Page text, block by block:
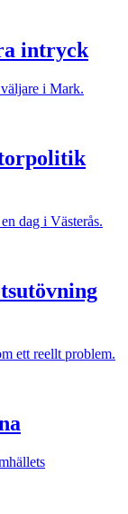
intryck
i Mark.
dag i Västerås.
ett reellt problem.